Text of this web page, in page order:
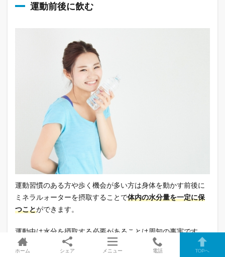
運動前後に飲む
運動習慣のある方や歩く機会が多い方は身体を動かす前後に
ミネラルォーターを摂取することで体内の水分量を一定に保
つことができます。
運動中は水分を摂取する必要があることは周知の事実です
が、自転車に乗っての外出や営業での外出、買い物、お子様
の送り迎えなども全て立派な運動です。
ホーム シェア メニュー 電話 TOPへ